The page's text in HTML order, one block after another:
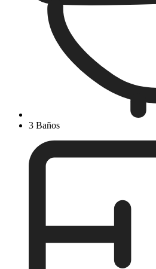
3 Baños